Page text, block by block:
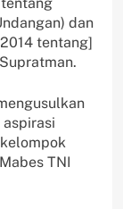
dan
tentang]
aspirasi
TNI